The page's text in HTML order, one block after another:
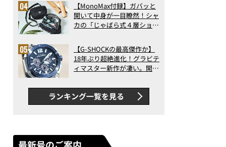
記事ランキングベスト3】
（2026年6月版）
【MonoMax付録】ガバッと
開いて中身が一目瞭然！シャ
カの「じゃばら式４層ショル
った！
【G-SHOCKの最高傑作か】
18年ぶり超絶進化！グラビテ
ィマスター新作が凄い。開発
新ムーブメントの衝撃
ランキング一覧を見る